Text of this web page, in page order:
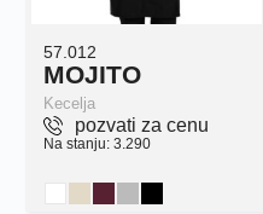
57.012
MOJITO
Kecelja
pozvati za cenu
Na stanju: 3.290